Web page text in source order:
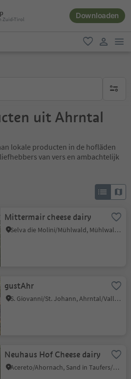
Zuid-Tirol Downloaden
favoriet
geen
uit Ahrntal
lokale producten in de hofläden
van vers en ambachtelijk
Mittermair cheese dairy
Selva die Molini/Mühlwald, Mühlwald/Selva dei Molini, Ahrntal/Valle Aurina
gustAhr
S. Giovanni/St. Johann, Ahrntal/Valle Aurina, Ahrntal/Valle Aurina
Neuhaus Hof Cheese dairy
Acereto/Ahornach, Sand in Taufers/Campo Tures, Ahrntal/Valle Aurina